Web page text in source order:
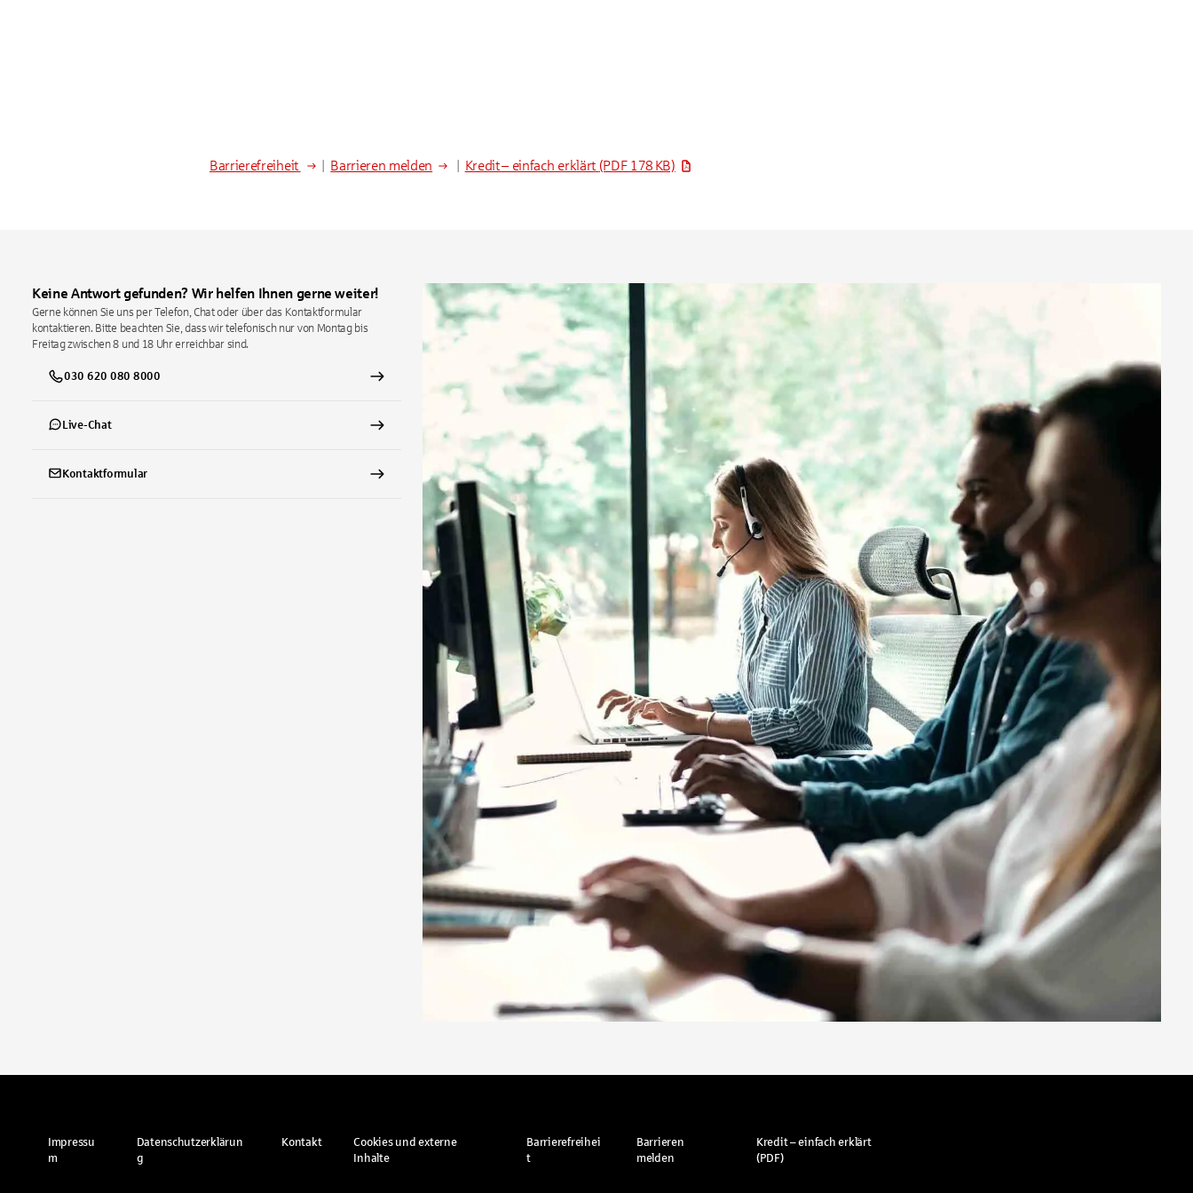
Barrierefreiheit Barrieren melden Kredit – einfach erklärt (PDF 178 KB)
Keine Antwort gefunden? Wir helfen Ihnen gerne weiter!
Gerne können Sie uns per Telefon, Chat oder über das Kontaktformular
kontaktieren. Bitte beachten Sie, dass wir telefonisch nur von Montag bis
Freitag zwischen 8 und 18 Uhr erreichbar sind.
030 620 080 8000
Live-Chat
Kontaktformular
Impressu
m
Datenschutzerklärun
g
Kontakt
Cookies und externe
Inhalte
Barrierefreihei
t
Barrieren
melden
Kredit – einfach erklärt
(PDF)